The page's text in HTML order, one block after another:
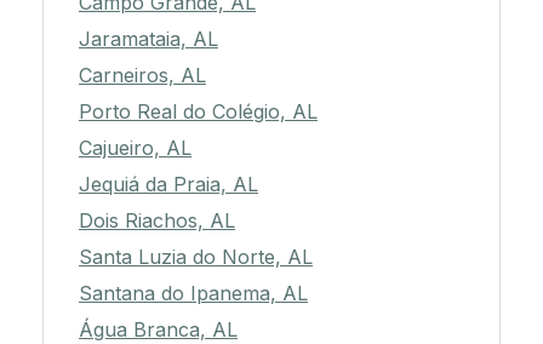
Jaramataia, AL
Carneiros, AL
Porto Real do Colégio, AL
Cajueiro, AL
Jequiá da Praia, AL
Dois Riachos, AL
Santa Luzia do Norte, AL
Santana do Ipanema, AL
Água Branca, AL